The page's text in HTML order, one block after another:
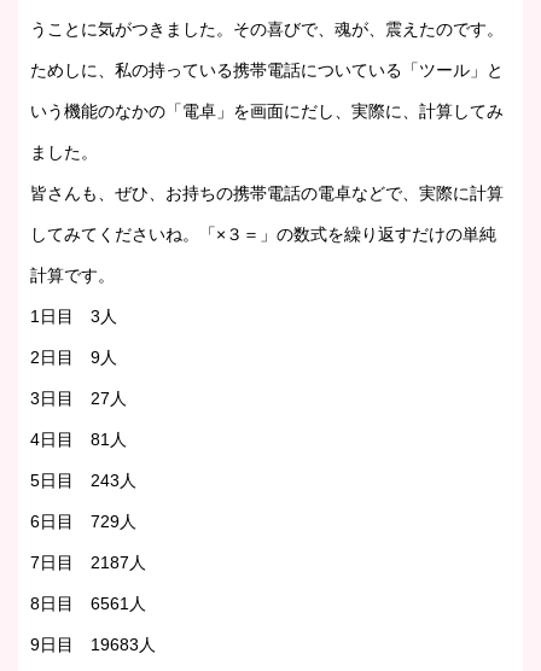
うことに気がつきました。その喜びで、魂が、震えたのです。
ためしに、私の持っている携帯電話についている「ツール」と
いう機能のなかの「電卓」を画面にだし、実際に、計算してみ
ました。
皆さんも、ぜひ、お持ちの携帯電話の電卓などで、実際に計算
してみてくださいね。「×３＝」の数式を繰り返すだけの単純
計算です。
1日目 3人
2日目 9人
3日目 27人
4日目 81人
5日目 243人
6日目 729人
7日目 2187人
8日目 6561人
9日目 19683人